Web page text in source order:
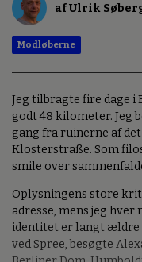
af Ulrik
Modløberne
Jeg tilbragte fire dage i
godt 48 kilometer. Jeg
gang fra ruinerne af
Klosterstraße. Som
smile over
Oplysningens store
adresse, mens jeg hver
identitet er langt ældre
ved Spree, besøgte